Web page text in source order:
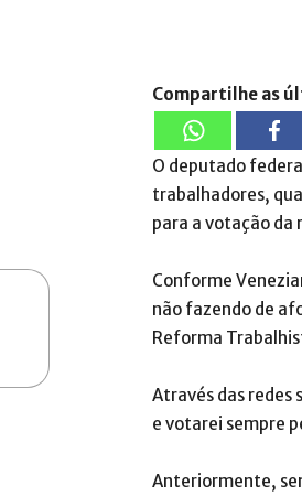
Compartilhe as
O deputado
trabalhadores,
para a votação
Conforme
não fazendo de
Reforma
Através das redes
e votarei sempre
Anteriormente,